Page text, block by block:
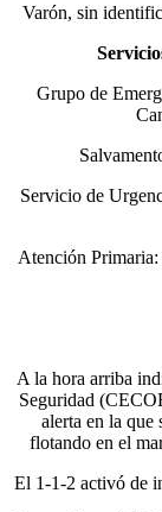
Varón, sin
Grupo de
Servicio de
Atención Primaria:
A la hora arriba
Seguridad
alerta en la que
flotando en el
El 1-1-2 activó de